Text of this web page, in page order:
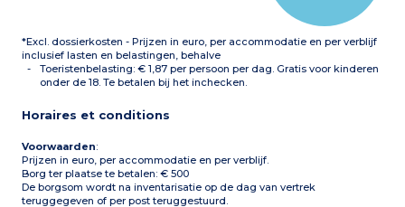
1 hut met stapelbed
Badkamer met douche en
bad, wc, haardroger
Balkon of terras met
*Excl. dossierkosten - Prijzen in euro, per accommodatie en per verblijf
inclusief lasten en belastingen, behalve
Toeristenbelasting: € 1,87 per persoon per dag. Gratis voor kinderen
onder de 18. Te betalen bij het inchecken.
Horaires et conditions
Voorwaarden:
Prijzen in euro, per accommodatie en per verblijf.
Borg ter plaatse te betalen: € 500
De borgsom wordt na inventarisatie op de dag van vertrek
teruggegeven of per post teruggestuurd.